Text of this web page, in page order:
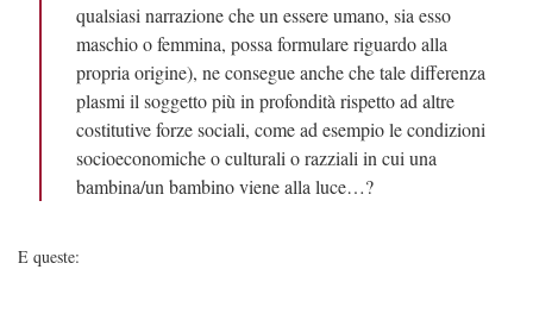
qualsiasi narrazione che un essere umano, sia esso
maschio o femmina, possa formulare riguardo alla
propria origine), ne consegue anche che tale differenza
plasmi il soggetto più in profondità rispetto ad altre
costitutive forze sociali, come ad esempio le condizioni
socioeconomiche o culturali o razziali in cui una
bambina/un bambino viene alla luce…?
E queste: